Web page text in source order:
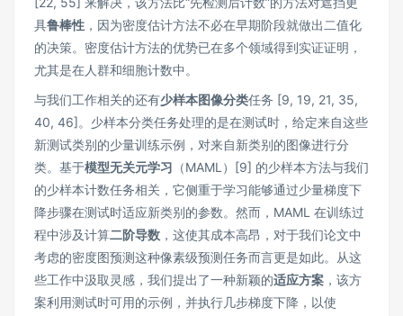
具鲁棒性 ，因为密度估计方法不必在早期阶段就做出二值化
的决策。密度估计方法的优势已在多个领域得到实证证明，
尤其是在人群和细胞计数中。
与我们工作相关的还有少样本图像分类任务 [9, 19, 21, 35,
40, 46]。少样本分类任务处理的是在测试时，给定来自这些
新测试类别的少量训练示例，对来自新类别的图像进行分
类。基于模型无关元学习 （MAML）[9] 的少样本方法与我们
的少样本计数任务相关，它侧重于学习能够通过少量梯度下
降步骤在测试时适应新类别的参数。然而，MAML 在训练过
程中涉及计算二阶导数 ，这使其成本高昂，对于我们论文中
考虑的密度图预测这种像素级预测任务而言更是如此。从这
些工作中汲取灵感，我们提出了一种新颖的适应方案 ，该方
案利用测试时可用的示例，并执行几步梯度下降，以使